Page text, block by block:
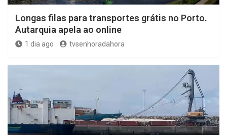
Longas filas para transportes grátis no Porto.
Autarquia apela ao online
1 dia ago tvsenhoradahora